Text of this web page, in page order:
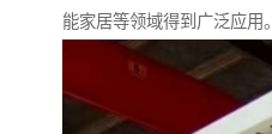
能家居等领域得到广泛应用。